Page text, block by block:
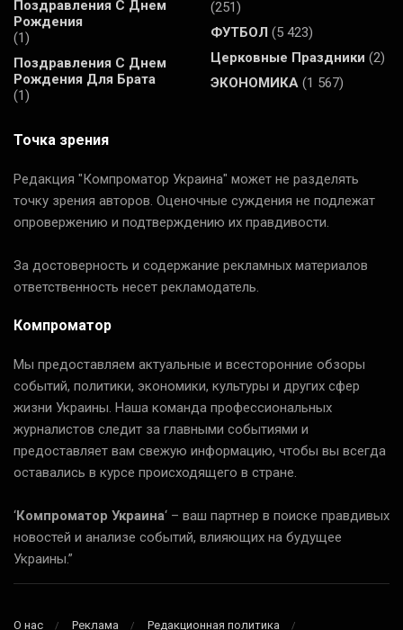
Поздравления С Днем
Рождения
(1)
Поздравления С Днем
Рождения Для Брата
(1)
(251)
ФУТБОЛ (5 423)
Церковные Праздники (2)
ЭКОНОМИКА (1 567)
Точка зрения
Редакция "Компроматор Украина" может не разделять
точку зрения авторов. Оценочные суждения не подлежат
опровержению и подтверждению их правдивости.
За достоверность и содержание рекламных материалов
ответственность несет рекламодатель.
Компроматор
Мы предоставляем актуальные и всесторонние обзоры
событий, политики, экономики, культуры и других сфер
жизни Украины. Наша команда профессиональных
журналистов следит за главными событиями и
предоставляет вам свежую информацию, чтобы вы всегда
оставались в курсе происходящего в стране.
‘Компроматор Украина‘ – ваш партнер в поиске правдивых
новостей и анализе событий, влияющих на будущее
Украины.”
О нас Реклама Редакционная политика